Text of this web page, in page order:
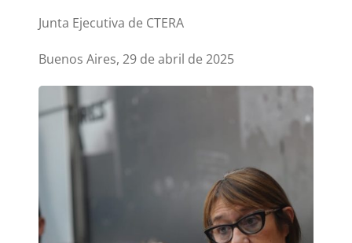
Junta Ejecutiva de CTERA
Buenos Aires, 29 de abril de 2025